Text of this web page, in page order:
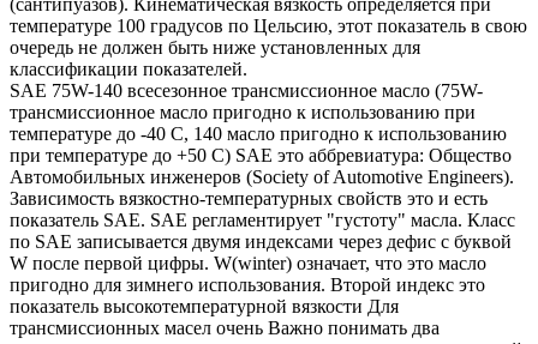
(сантипуазов). Кинематическая вязкость определяется при
температуре 100 градусов по Цельсию, этот показатель в свою
очередь не должен быть ниже установленных для
классификации показателей.
SAE 75W-140 всесезонное трансмиссионное масло (75W-
трансмиссионное масло пригодно к использованию при
температуре до -40 С, 140 масло пригодно к использованию
при температуре до +50 С) SAE это аббревиатура: Общество
Автомобильных инженеров (Society of Automotive Engineers).
Зависимость вязкостно-температурных свойств это и есть
показатель SAE. SAE регламентирует "густоту" масла. Класс
по SAE записывается двумя индексами через дефис с буквой
W после первой цифры. W(winter) означает, что это масло
пригодно для зимнего использования. Второй индекс это
показатель высокотемпературной вязкости Для
трансмиссионных масел очень Важно понимать два